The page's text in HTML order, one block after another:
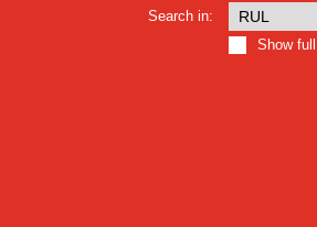
Search in:
Show